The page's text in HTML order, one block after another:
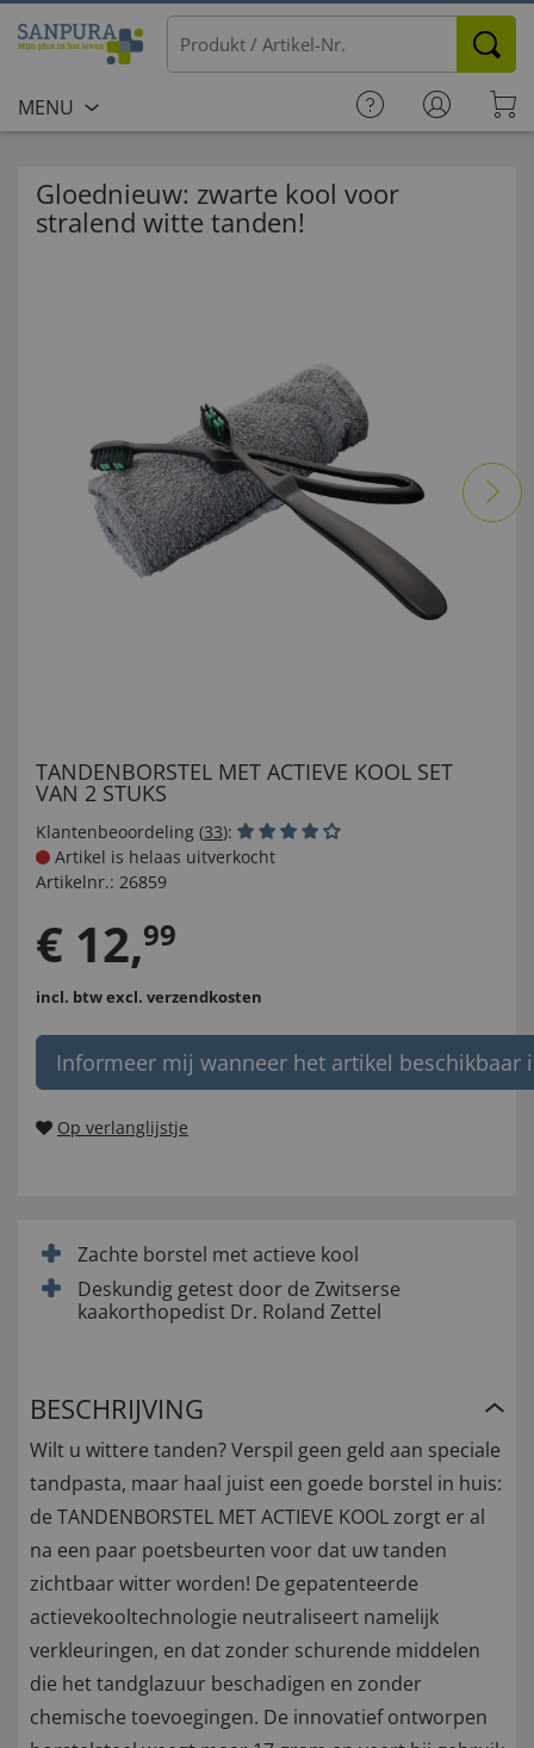
MENU
Gloednieuw: zwarte kool voor
stralend witte tanden!
TANDENBORSTEL MET ACTIEVE KOOL SET
VAN 2 STUKS
Klantenbeoordeling (33):
Artikel is helaas uitverkocht
Artikelnr.: 26859
€ 12,99
incl. btwexcl. verzendkosten
Informeer mij wanneer het artikel beschikbaar
Op verlanglijstje
Zachte borstel met actieve kool
Deskundig getest door de Zwitserse
kaakorthopedist Dr. Roland Zettel
BESCHRIJVING
Wilt u wittere tanden? Verspil geen geld aan speciale
tandpasta, maar haal juist een goede borstel in huis:
de TANDENBORSTEL MET ACTIEVE KOOL zorgt er al
na een paar poetsbeurten voor dat uw tanden
zichtbaar witter worden! De gepatenteerde
actievekooltechnologie neutraliseert namelijk
verkleuringen, en dat zonder schurende middelen
die het tandglazuur beschadigen en zonder
chemische toevoegingen. De innovatief ontworpen